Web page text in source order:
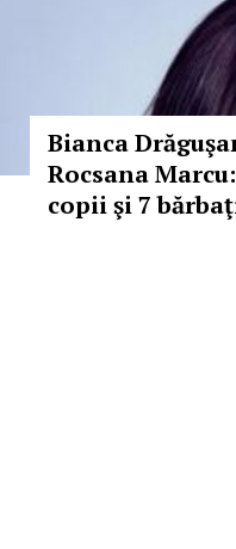
Bianca
Rocsana
copii şi 7